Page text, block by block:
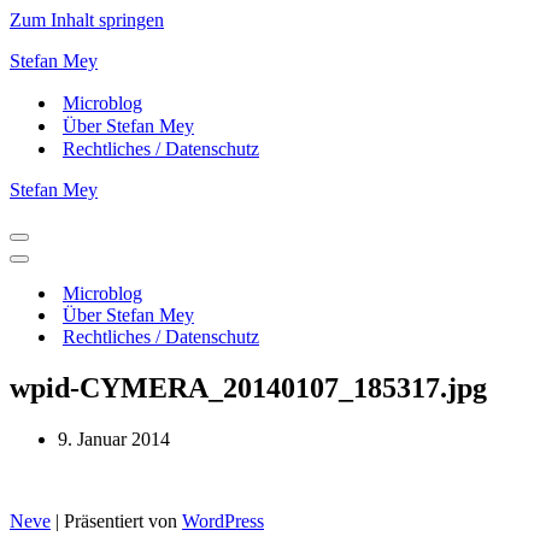
Zum Inhalt springen
Stefan Mey
Microblog
Über Stefan Mey
Rechtliches / Datenschutz
Stefan Mey
Navigationsmenü
Navigationsmenü
Microblog
Über Stefan Mey
Rechtliches / Datenschutz
wpid-CYMERA_20140107_185317.jpg
9. Januar 2014
Neve | Präsentiert von WordPress